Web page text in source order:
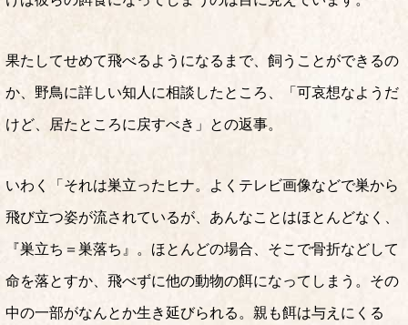
果たしてせめて飛べるようになるまで、飼うことができるの
か、野鳥に詳しい知人に相談したところ、「可哀想なようだ
けど、居たところに戻すべき」との返事。
いわく「それは巣立ったヒナ。よくテレビ画像などで巣から
飛び立つ姿が流されているが、あんなことはほとんどなく、
『巣立ち＝巣落ち』。ほとんどの場合、そこで骨折などして
命を落とすか、飛べずに他の動物の餌になってしまう。その
中の一部がなんとか生き延びられる。親も餌は与えにくる